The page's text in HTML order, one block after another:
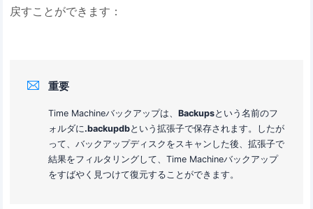
戻すことができます：
 重要
Time Machineバックアップは、Backupsという名前のフ
ォルダに .backupdbという拡張子で保存されます。したが
って、バックアップディスクをスキャンした後、拡張子で
結果をフィルタリングして、Time Machineバックアップ
をすばやく見つけて復元することができます。